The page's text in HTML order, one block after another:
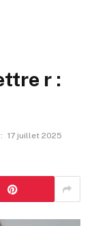
r :
17 juillet 2025